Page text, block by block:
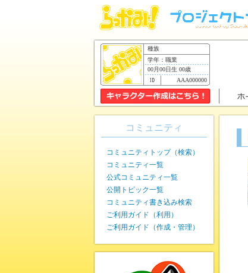
種族
学年：職業
00月00日生 00歳
AAA000000
コミュニティ
コミュニティトップ（検索）
コミュニティ一覧
公式コミュニティ一覧
公開トピック一覧
コミュニティ書き込み検索
ご利用ガイド（利用）
ご利用ガイド（作成・管理）